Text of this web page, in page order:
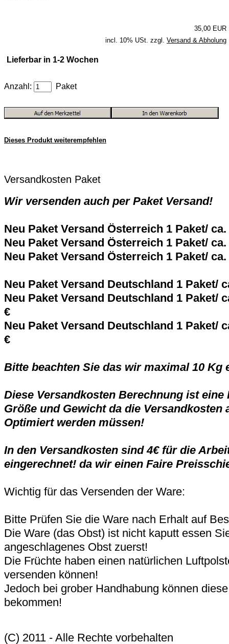
35,00 EUR
incl. 10% USt. zzgl. Versand & Abholung
Lieferbar in 1-2 Wochen
Anzahl: Paket
Dieses Produkt weiterempfehlen
Versandkosten Paket
Wir versenden auch per Paket Versand!
Neu Paket Versand Österreich 1 Paket/
Neu Paket Versand Österreich 1 Paket/
Neu Paket Versand Österreich 1 Paket/
Neu Paket Versand Deutschland 1 Paket/
Neu Paket Versand Deutschland 1 Paket/
€
Neu Paket Versand Deutschland 1 Paket/
€
Bitte beachten Sie das wir maximal 10 Kg
Diese Versandkosten Berechnung ist
Größe und Gewicht da die Versandkosten
Optimiert werden müssen!
In den Versandkosten sind 4€ für die
eingerechnet! da wir einen Faire
Wichtig für das Versenden der Ware:
Bitte Prüfen Sie die Ware nach Erhalt auf
Die Ware (das Obst) ist nicht kaputt essen
angeschlagenes Obst zuerst!
Die Früchte haben einen natürlichen
versenden können!
Jedoch bei grober Handhabung können
bekommen!
(C) 2011 - Alle Rechte vorbehalten